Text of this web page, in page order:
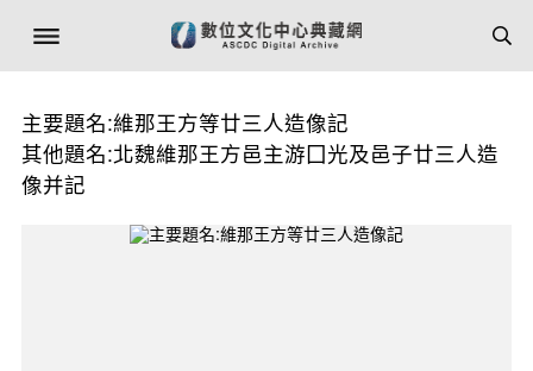
主要題名:維那王方等廿三人造像記
其他題名:北魏維那王方邑主游囗光及邑子廿三人造
像并記